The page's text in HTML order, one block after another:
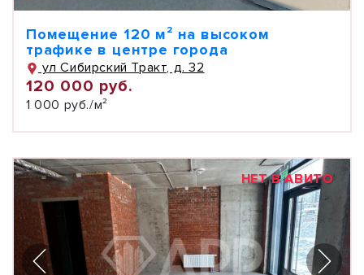
Помещение 120 м² на высоком
трафике в центре города
ул Сибирский Тракт, д. 32
120 000 руб.
1 000 руб./м²
НЕТ В АВИТО